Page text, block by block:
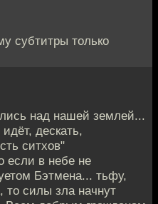
субтитры только
над нашей землей...
дескать,
ситхов"
если в небе не
Бэтмена... тьфу,
силы зла начнут